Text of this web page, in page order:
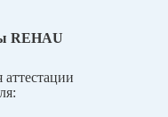
REHAU